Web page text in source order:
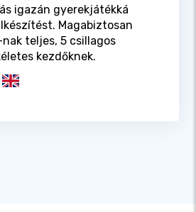
igazán gyerekjátékká
Magabiztosan
nak teljes, 5 csillagos
kezdőknek.